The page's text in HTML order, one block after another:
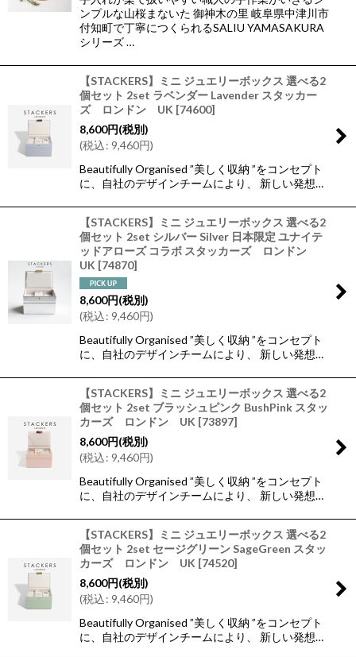
ンプルな山桜まないた 御神木の里 岐阜県中津川市
付知町で丁寧につくられるSALIU YAMASAKURA
シリーズ …
【STACKERS】ミニ ジュエリーボックス 選べる2
個セット 2set ラベンダー Lavender スタッカー
ズ ロンドン UK [74600]
8,600円(税別)
(税込: 9,460円)
Beautifully Organised ”美しく収納 ”をコンセプト
に、自社のデザインチームにより、 新しい発想…
【STACKERS】ミニ ジュエリーボックス 選べる2
個セット 2set シルバー Silver 日本限定 ユナイテ
ッドアローズ コラボ スタッカーズ ロンドン
UK [74870]
8,600円(税別)
(税込: 9,460円)
Beautifully Organised ”美しく収納 ”をコンセプト
に、自社のデザインチームにより、 新しい発想…
【STACKERS】ミニ ジュエリーボックス 選べる2
個セット 2set ブラッシュピンク BushPink スタッ
カーズ ロンドン UK [73897]
8,600円(税別)
(税込: 9,460円)
Beautifully Organised ”美しく収納 ”をコンセプト
に、自社のデザインチームにより、 新しい発想…
【STACKERS】ミニ ジュエリーボックス 選べる2
個セット 2set セージグリーン SageGreen スタッ
カーズ ロンドン UK [74520]
8,600円(税別)
(税込: 9,460円)
Beautifully Organised ”美しく収納 ”をコンセプト
に、自社のデザインチームにより、 新しい発想…